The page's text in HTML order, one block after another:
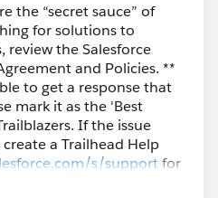
the “secret sauce” of
for solutions to
review the Salesforce
and Policies. **
to get a response that
mark it as the 'Best
If the issue
a Trailhead Help
s/supportfor